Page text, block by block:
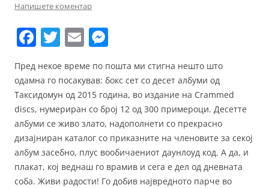
Напишете коментар
F
c
e
b
o
o
k
T
itt
er
E
ai
l
ss
e
n
g
er
Пред некое време по пошта ми стигна нешто што
одамна го посакував: бокс сет со десет албуми од
Таксидомун од 2015 година, во издание на Crammed
discs, нумериран со број 12 од 300 примероци. Десетте
албуми се живо злато, надополнети со прекрасно
дизајниран каталог со приказните на членовите за секој
албум засебно, плус вообичаениот даунлоуд код. А да, и
плакат, кој веднаш го врамив и сега е дел од дневната
соба. Живи радости! Го добив највредното парче во